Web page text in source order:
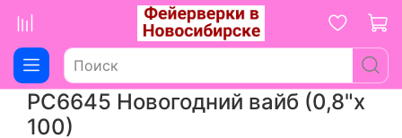
РС6645 Новогодний вайб (0,8"х
100)